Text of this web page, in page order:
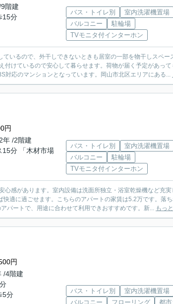
階建
15分
バス・トイレ別 室内洗濯機置場
バルコニー
駐輪場
TVモニタ付インターホン
るので、外干しできないときも居室の一部を物干しスペー
けているので安心して暮らせます。荷物が届く予定があっ
対応のマンションとなっています。岡山市北区エリアにある...
円
年 /2階建
15分 「木材市場
バス・トイレ別 室内洗濯機置場
バルコニー
駐輪場
TVモニタ付インターホン
感があります。室内設備は洗面所独立・浴室乾燥機など充
適に過ごせます。こちらのアパートの家賃は5.2万です。落
パートで、用途に合わせて利用できおすすめです。新... もっ
円
/4階建
5分 バス・トイレ別 室内洗濯機置場
バルコニー
フローリング 都市